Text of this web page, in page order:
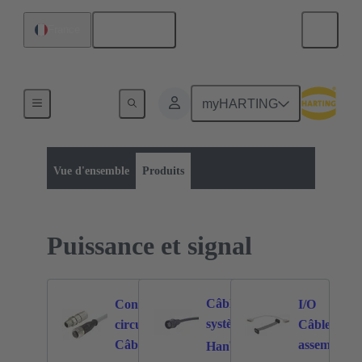
myHARTING
Vue d'ensemble Produits
Puissance et signal
Puissance et signal
Connecteurs
circulaires
Câbles
772
Câble
système
Han®
173
I/O
Câbles
assemblés